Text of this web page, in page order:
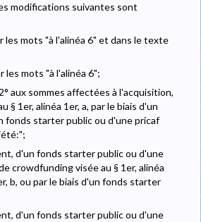
modifications suivantes sont
les mots "à l'alinéa 6" et dans le texte
les mots "à l'alinéa 6";
aux sommes affectées à l'acquisition,
1er, alinéa 1er, a, par le biais d'un
fonds starter public ou d'une pricaf
d'un fonds starter public ou d'une
crowdfunding visée au § 1er, alinéa
b, ou par le biais d'un fonds starter
d'un fonds starter public ou d'une